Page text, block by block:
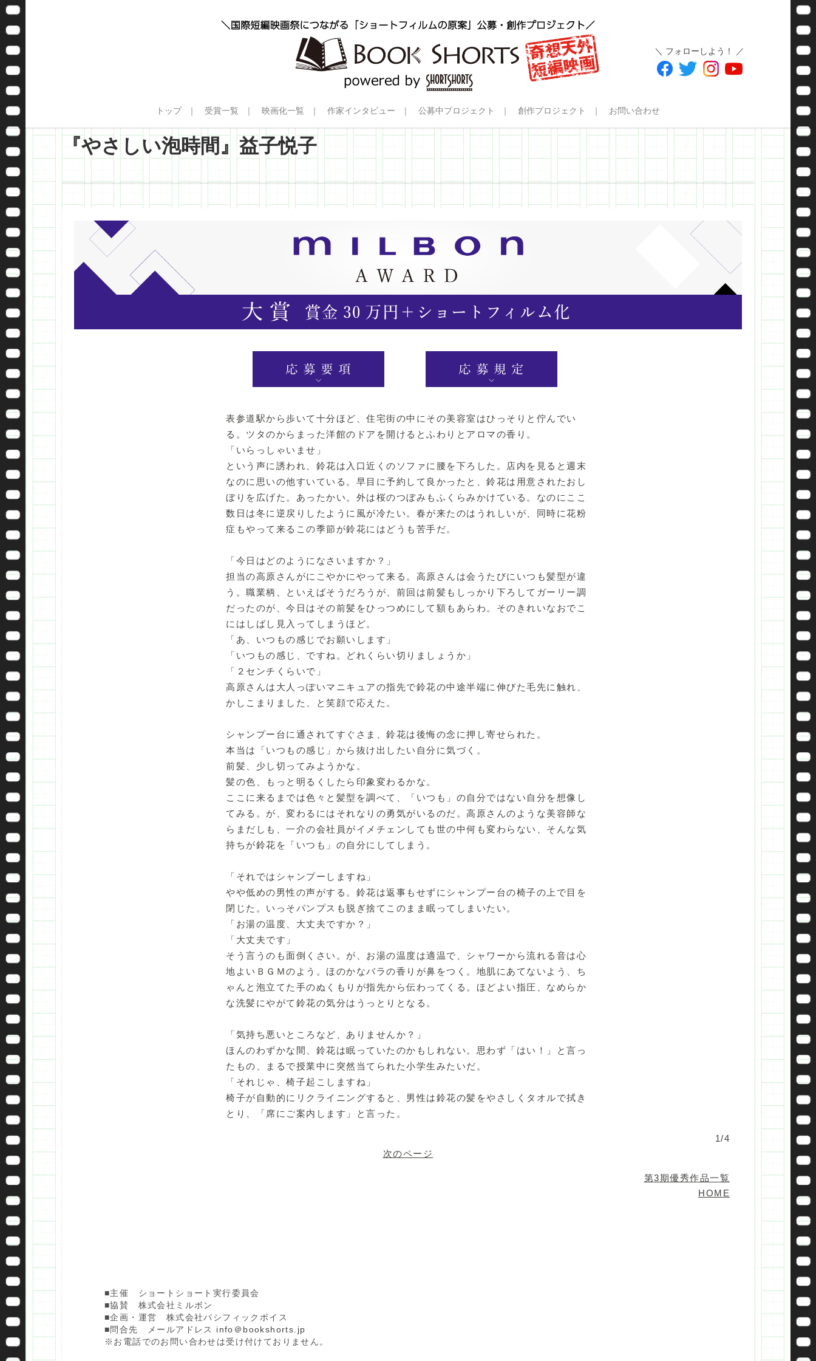
＼ フォローしよう！ ／
トップ 受賞一覧 映画化一覧 作家インタビュー 公募中プロジェクト 創作プロジェクト お問い合わせ
『やさしい泡時間』益子悦子
表参道駅から歩いて十分ほど、住宅街の中にその美容室はひっそりと佇んでい
る。ツタのからまった洋館のドアを開けるとふわりとアロマの香り。
「いらっしゃいませ」
という声に誘われ、鈴花は入口近くのソファに腰を下ろした。店内を見ると週末
なのに思いの他すいている。早目に予約して良かったと、鈴花は用意されたおし
ぼりを広げた。あったかい。外は桜のつぼみもふくらみかけている。なのにここ
数日は冬に逆戻りしたように風が冷たい。春が来たのはうれしいが、同時に花粉
症もやって来るこの季節が鈴花にはどうも苦手だ。
「今日はどのようになさいますか？」
担当の高原さんがにこやかにやって来る。高原さんは会うたびにいつも髪型が違
う。職業柄、といえばそうだろうが、前回は前髪もしっかり下ろしてガーリー調
だったのが、今日はその前髪をひっつめにして額もあらわ。そのきれいなおでこ
にはしばし見入ってしまうほど。
「あ、いつもの感じでお願いします」
「いつもの感じ、ですね。どれくらい切りましょうか」
「２センチくらいで」
高原さんは大人っぽいマニキュアの指先で鈴花の中途半端に伸びた毛先に触れ、
かしこまりました、と笑顔で応えた。
シャンプー台に通されてすぐさま、鈴花は後悔の念に押し寄せられた。
本当は「いつもの感じ」から抜け出したい自分に気づく。
前髪、少し切ってみようかな。
髪の色、もっと明るくしたら印象変わるかな。
ここに来るまでは色々と髪型を調べて、「いつも」の自分ではない自分を想像し
てみる。が、変わるにはそれなりの勇気がいるのだ。高原さんのような美容師な
らまだしも、一介の会社員がイメチェンしても世の中何も変わらない、そんな気
持ちが鈴花を「いつも」の自分にしてしまう。
「それではシャンプーしますね」
やや低めの男性の声がする。鈴花は返事もせずにシャンプー台の椅子の上で目を
閉じた。いっそパンプスも脱ぎ捨てこのまま眠ってしまいたい。
「お湯の温度、大丈夫ですか？」
「大丈夫です」
そう言うのも面倒くさい。が、お湯の温度は適温で、シャワーから流れる音は心
地よいＢＧＭのよう。ほのかなバラの香りが鼻をつく。地肌にあてないよう、ち
ゃんと泡立てた手のぬくもりが指先から伝わってくる。ほどよい指圧、なめらか
な洗髪にやがて鈴花の気分はうっとりとなる。
「気持ち悪いところなど、ありませんか？」
ほんのわずかな間、鈴花は眠っていたのかもしれない。思わず「はい！」と言っ
たもの、まるで授業中に突然当てられた小学生みたいだ。
「それじゃ、椅子起こしますね」
椅子が自動的にリクライニングすると、男性は鈴花の髪をやさしくタオルで拭き
とり、「席にご案内します」と言った。
1/4
次のページ
第3期優秀作品一覧
HOME
■主催 ショートショート実行委員会
■協賛 株式会社ミルボン
■企画・運営 株式会社パシフィックボイス
■問合先 メールアドレス info＠bookshorts.jp
※お電話でのお問い合わせは受け付けておりません。